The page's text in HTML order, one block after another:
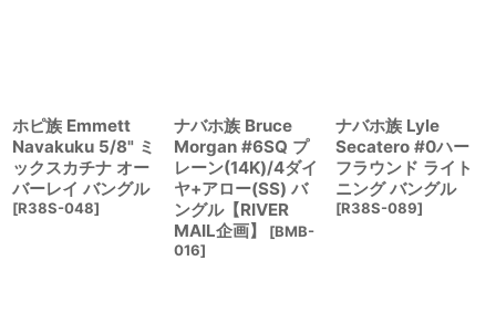
ホピ族 Emmett
Navakuku 5/8" ミ
ックスカチナ オー
バーレイ バングル
[R38S-048]
ナバホ族 Bruce
Morgan #6SQ プ
レーン(14K)/4ダイ
ヤ+アロー(SS) バ
ングル【RIVER
MAIL企画】
[BMB-
016]
ナバホ族 Lyle
Secatero #0ハー
フラウンド ライト
ニング バングル
[R38S-089]